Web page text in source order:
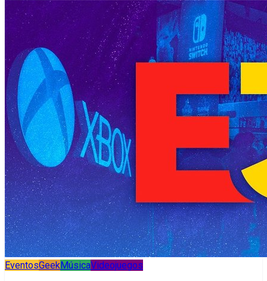
EventosGeekMúsicaVideojuegos